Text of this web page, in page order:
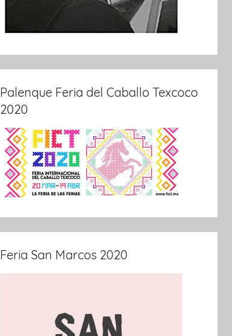
Palenque Feria del Caballo Texcoco
2020
Feria San Marcos 2020